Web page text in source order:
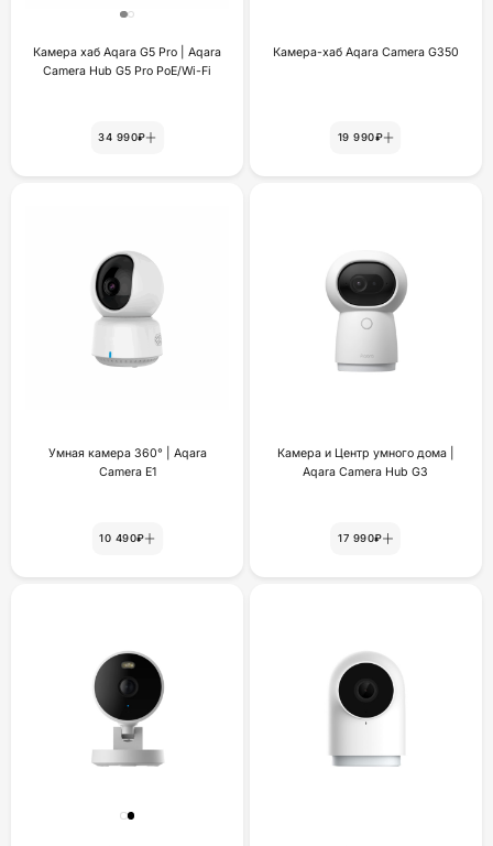
Камера хаб Aqara G5 Pro | Aqara
Camera Hub G5 Pro PoE/Wi-Fi
34 990₽
Камера-хаб Aqara Camera G350
19 990₽
Умная камера 360° | Aqara
Camera E1
10 490₽
Камера и Центр умного дома |
Aqara Camera Hub G3
17 990₽